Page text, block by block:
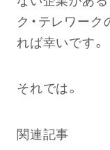
ク・テレワー
れば幸いです。
それでは。
関連記事